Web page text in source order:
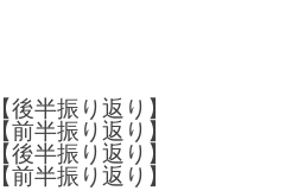
半振り返り】
半振り返り】
半振り返り】
半振り返り】